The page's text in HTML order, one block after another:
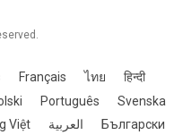
Français ไทย
हिन्दी
Português
Svenska
Việt العربية Български